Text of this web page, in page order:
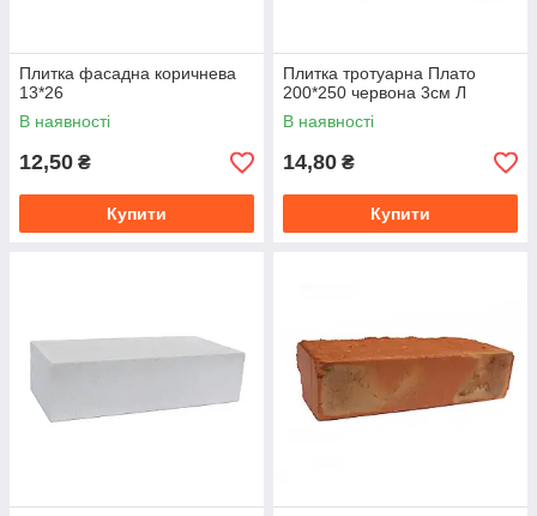
Плитка фасадна коричнева
13*26
В наявності
12,50 ₴
Купити
Плитка тротуарна Плато
200*250 червона 3см Л
В наявності
14,80 ₴
Купити